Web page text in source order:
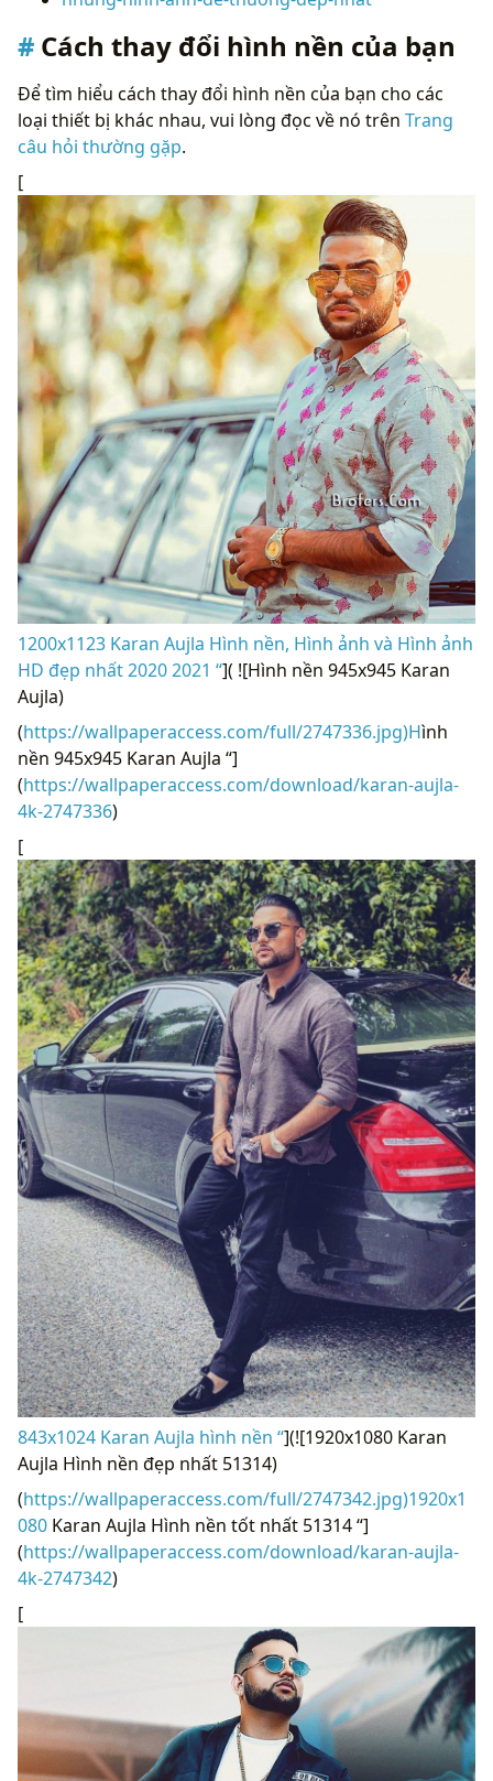
Cách thay đổi hình nền của bạn
Để tìm hiểu cách thay đổi hình nền của bạn cho các
loại thiết bị khác nhau, vui lòng đọc về nó trên Trang
câu hỏi thường gặp.
[
1200x1123 Karan Aujla Hình nền, Hình ảnh và Hình ảnh
HD đẹp nhất 2020 2021 “]( ![Hình nền 945x945 Karan
Aujla)
(https://wallpaperaccess.com/full/2747336.jpg)Hình
nền 945x945 Karan Aujla “]
(https://wallpaperaccess.com/download/karan-aujla-
4k-2747336)
[
843x1024 Karan Aujla hình nền “](![1920x1080 Karan
Aujla Hình nền đẹp nhất 51314)
(https://wallpaperaccess.com/full/2747342.jpg)1920x1
080 Karan Aujla Hình nền tốt nhất 51314 “]
(https://wallpaperaccess.com/download/karan-aujla-
4k-2747342)
[